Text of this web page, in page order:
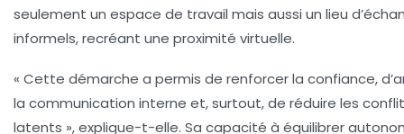
seulement un espace de travail mais aussi un lieu
informels, recréant une proximité virtuelle.
« Cette démarche a permis de renforcer la confiance,
la communication interne et, surtout, de réduire les
latents », explique-t-elle. Sa capacité à équilibrer